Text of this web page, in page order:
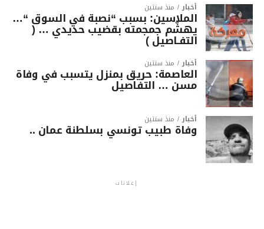
أخبار منذ سنتين
الملاسين: بسبب “نصبة في السوق “…
يهشّم جمجمته بقضيب حديدي … (
التفـاصيل )
أخبار منذ سنتين
العاصمة: حريق بمنزل يتسبب في وفاة
مسن … التفاصيل
أخبار منذ سنتين
وفاة طبيب تونسي بسلطنة عمان ..
إعلانات